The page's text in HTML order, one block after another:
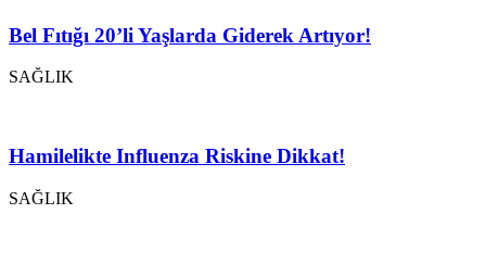
Bel Fıtığı 20’li Yaşlarda Giderek Artıyor!
SAĞLIK
Hamilelikte Influenza Riskine Dikkat!
SAĞLIK